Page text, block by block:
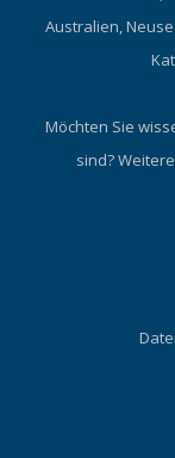
Australien,
Möchten Sie
sind?